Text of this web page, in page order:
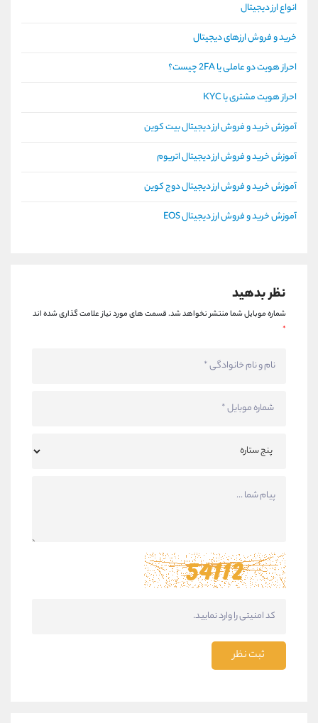
انواع ارز دیجیتال
خرید و فروش ارزهای دیجیتال
احراز هویت دو عاملی یا 2FA چیست؟
احراز هویت مشتری یا KYC
آموزش خرید و فروش ارز دیجیتال بیت کوین
آموزش خرید و فروش ارز دیجیتال اتریوم
آموزش خرید و فروش ارز دیجیتال دوج کوین
آموزش خرید و فروش ارز دیجیتال EOS
نظر بدهید
شماره موبایل شما منتشر نخواهد شد.قسمت های مورد نیاز علامت گذاری شده اند
*
ثبت نظر